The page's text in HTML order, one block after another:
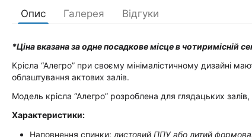
Опис Галерея Відгуки
*Ціна вказана за одне посадкове місце в чотиримісній
Крісла “Алегро” при своєму мінімалістичному дизайні
облаштування актових залів.
Модель крісла “Алегро” розроблена для глядацьких
Характеристики:
Наповнення спинки: листовий ППУ або литий